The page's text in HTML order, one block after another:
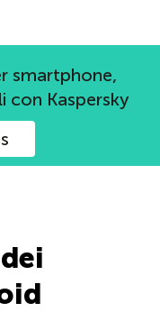
di Kaspersky
smartphone,
con Kaspersky